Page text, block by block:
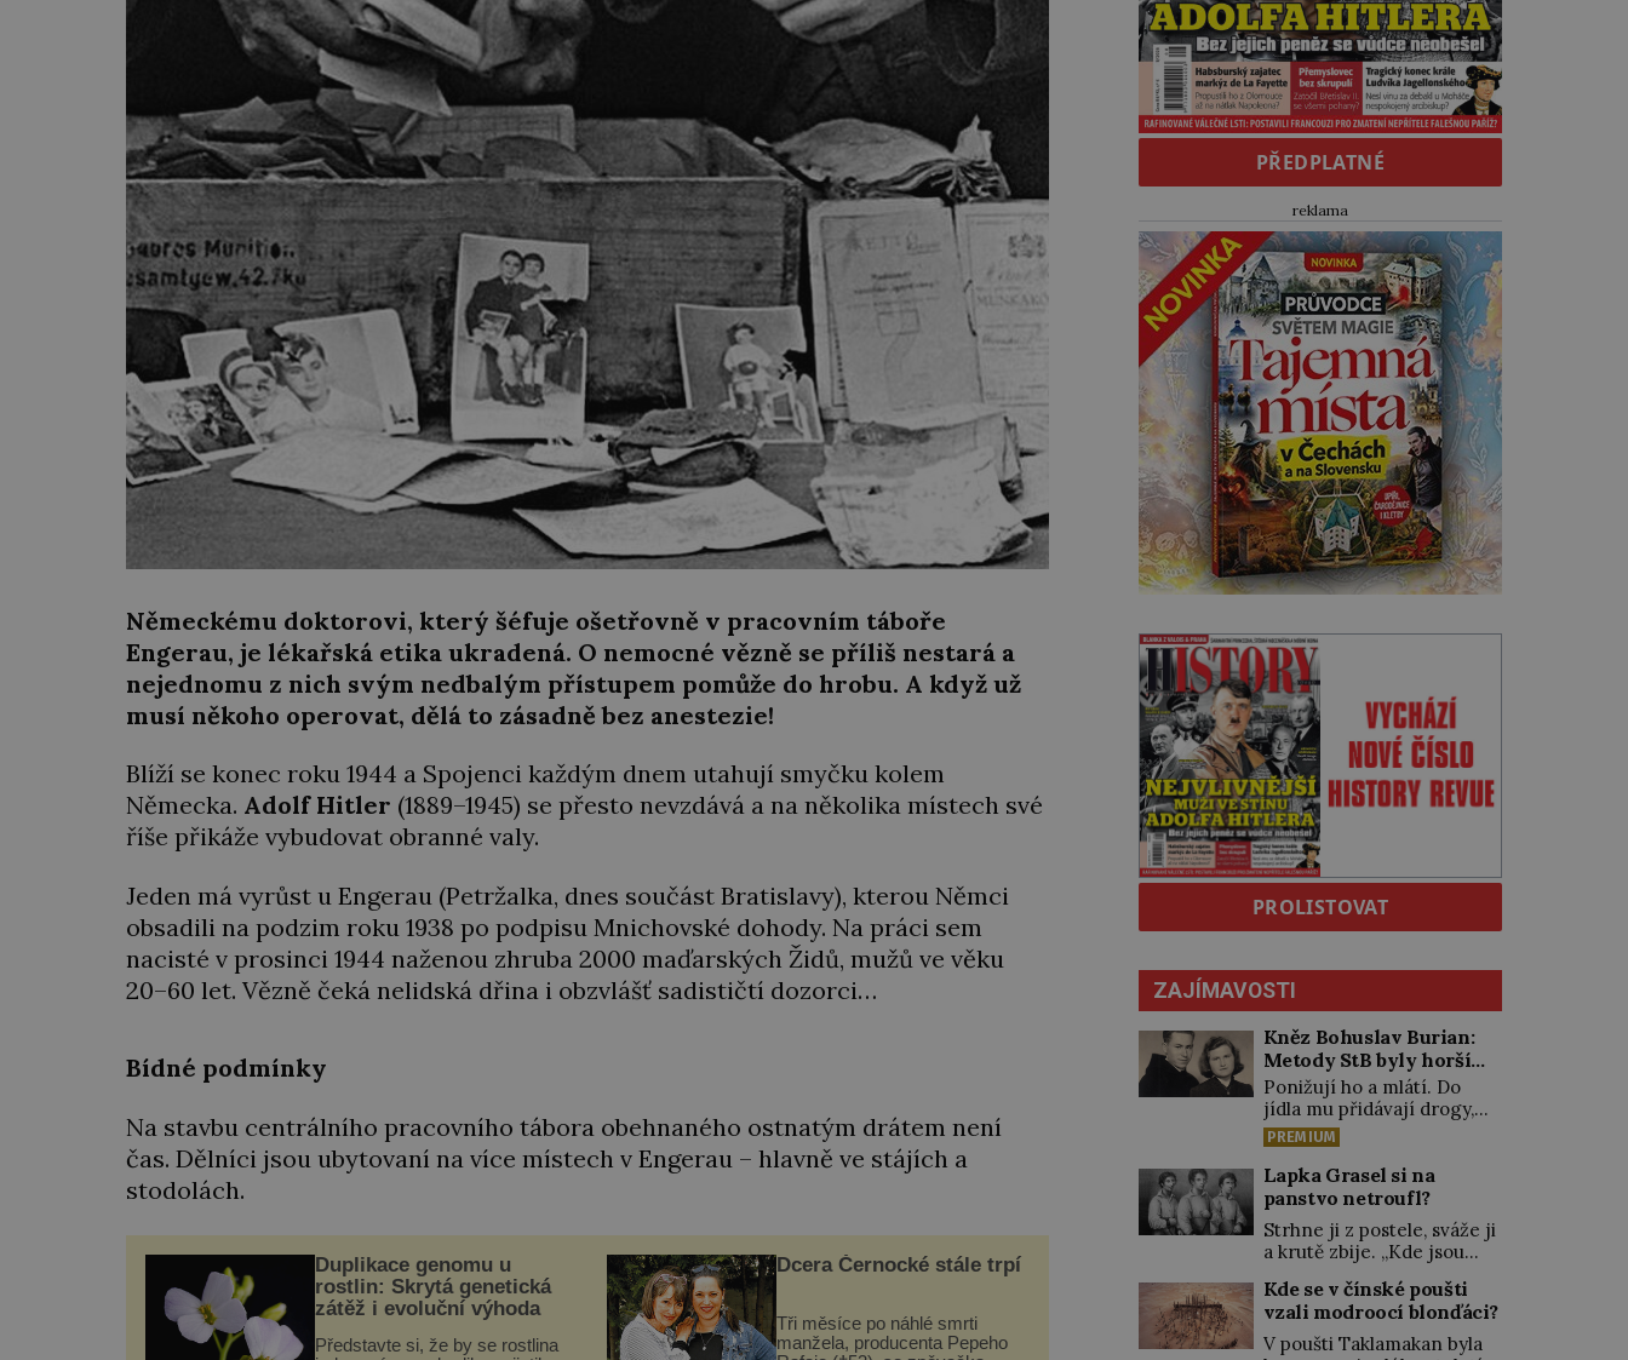
Německému doktorovi, který šéfuje ošetřovně v pracovním táboře
Engerau, je lékařská etika ukradená. O nemocné vězně se příliš nestará a
nejednomu z nich svým nedbalým přístupem pomůže do hrobu. A když už
musí někoho operovat, dělá to zásadně bez anestezie!
Blíží se konec roku 1944 a Spojenci každým dnem utahují smyčku kolem
Německa. Adolf Hitler (1889–1945) se přesto nevzdává a na několika místech své
říše přikáže vybudovat obranné valy.
Jeden má vyrůst u Engerau (Petržalka, dnes součást Bratislavy), kterou Němci
obsadili na podzim roku 1938 po podpisu Mnichovské dohody. Na práci sem
nacisté v prosinci 1944 naženou zhruba 2000 maďarských Židů, mužů ve věku
20–60 let. Vězně čeká nelidská dřina i obzvlášť sadističtí dozorci…
Bídné podmínky
Na stavbu centrálního pracovního tábora obehnaného ostnatým drátem není
čas. Dělníci jsou ubytovaní na více místech v Engerau – hlavně ve stájích a
stodolách.
Duplikace genomu u
rostlin: Skrytá genetická
zátěž i evoluční výhoda
Představte si, že by se rostlina
Dcera Černocké stále trpí
Tři měsíce po náhlé smrti
manžela, producenta Pepeho
PŘEDPLATNÉ
reklama
PROLISTOVAT
ZAJÍMAVOSTI
Kněz Bohuslav Burian:
Metody StB byly horší
než gestapácké trýznění
Ponižují ho a mlátí. Do
jídla mu přidávají drogy,
nenechají ho pořádně
vyspat a smrtí vyhrožují i
jeho nejbližším. Burian
kruté týrání nevydrží a
estébákům podepíše
všechno, co po něm chtějí.
Svým podpisem jim potvrdí
také to, že na něj během
výslechů nikdo nevyvíjel
nátlak. Syn brněnského
PREMIUM
Lapka Grasel si na
panstvo netroufl?
Strhne ji z postele, sváže ji
a krutě zbije. „Kde jsou
starou švadlenku. Když mu
to neprozradí – ostatně ani
nemůže, protože žádné
Kde se v čínské poušti
vzali modroocí blonďáci?
V poušti Taklamakan byla